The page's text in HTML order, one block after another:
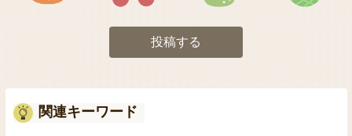
投稿する
関連キーワード